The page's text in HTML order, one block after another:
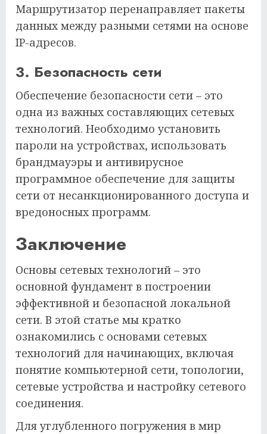
Маршрутизатор перенаправляет пакеты
данных между разными сетями на основе
IP-адресов.
3. Безопасность сети
Обеспечение безопасности сети – это
одна из важных составляющих сетевых
технологий. Необходимо установить
пароли на устройствах, использовать
брандмауэры и антивирусное
программное обеспечение для защиты
сети от несанкционированного доступа и
вредоносных программ.
Заключение
Основы сетевых технологий – это
основной фундамент в построении
эффективной и безопасной локальной
сети. В этой статье мы кратко
ознакомились с основами сетевых
технологий для начинающих, включая
понятие компьютерной сети, топологии,
сетевые устройства и настройку сетевого
соединения.
Для углубленного погружения в мир